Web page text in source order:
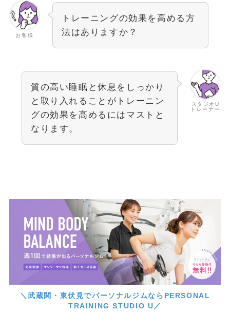
お客様
トレーニングの効果を高める方
法はありますか？
スタジオU
トレーナー
質の高い睡眠と休息をしっかり
と取り入れることがトレーニン
グの効果を高めるにはマストと
なります。
＼武蔵関・東伏見でパーソナルジムならPERSONAL
TRAINING STUDIO U／